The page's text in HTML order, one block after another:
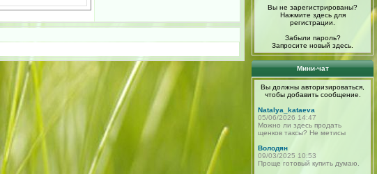
Вы не зарегистрированы?
Нажмите здесьдля
регистрации.
Забыли пароль?
Запросите новый здесь.
Мини-чат
Вы должны авторизироваться,
чтобы добавить сообщение.
Natalya_kataeva
05/06/2026 14:47
Можно ли здесь продать
щенков таксы? Не метисы
Володян
09/03/2025 10:53
Проще готовый купить думаю.